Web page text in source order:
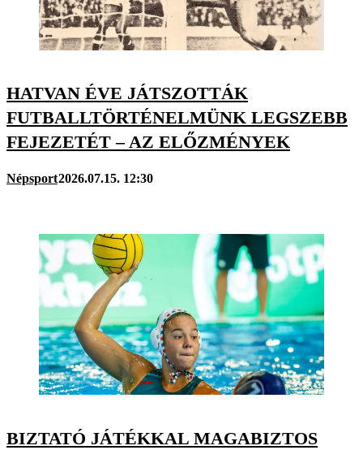
HATVAN ÉVE JÁTSZOTTÁK
FUTBALLTÖRTÉNELMÜNK LEGSZEBB
FEJEZETÉT – AZ ELŐZMÉNYEK
Népsport2026.07.15. 12:30
BIZTATÓ JÁTÉKKAL MAGABIZTOS